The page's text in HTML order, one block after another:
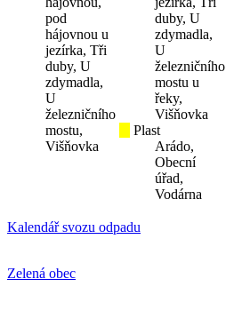
pod
hájovnou u
jezírka, Tři
duby, U
zdymadla,
U
železničního
mostu,
Višňovka
duby, U
zdymadla,
U
železničního
mostu u
řeky,
Višňovka
Plast
Arádo,
Obecní
úřad,
Vodárna
Kalendář svozu odpadu
Zelená obec